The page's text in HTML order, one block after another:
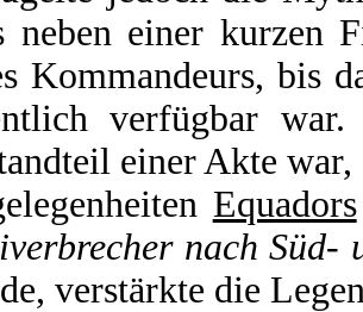
neben einer kurzen
Kommandeurs, bis
verfügbar
einer Akte
Equadors
nach
verstärkte die